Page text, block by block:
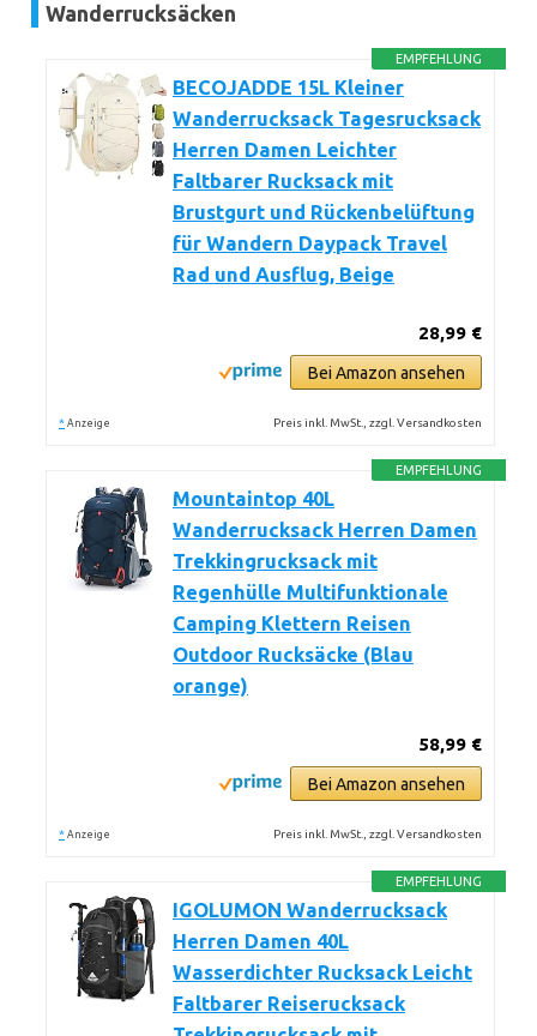
Wanderrucksäcken
EMPFEHLUNG
BECOJADDE 15L Kleiner
Wanderrucksack Tagesrucksack
Herren Damen Leichter
Faltbarer Rucksack mit
Brustgurt und Rückenbelüftung
für Wandern Daypack Travel
Rad und Ausflug, Beige
28,99 €
Bei Amazon ansehen
* Anzeige Preis inkl. MwSt., zzgl. Versandkosten
EMPFEHLUNG
Mountaintop 40L
Wanderrucksack Herren Damen
Trekkingrucksack mit
Regenhülle Multifunktionale
Camping Klettern Reisen
Outdoor Rucksäcke (Blau
orange)
58,99 €
Bei Amazon ansehen
* Anzeige Preis inkl. MwSt., zzgl. Versandkosten
EMPFEHLUNG
IGOLUMON Wanderrucksack
Herren Damen 40L
Wasserdichter Rucksack Leicht
Faltbarer Reiserucksack